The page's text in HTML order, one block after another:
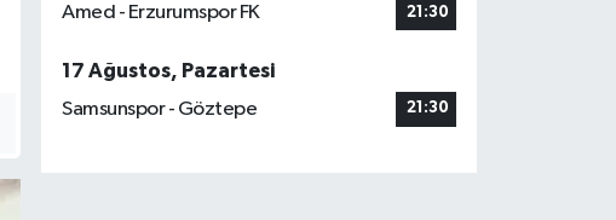
Amed - Erzurumspor FK 21:30
17 Ağustos, Pazartesi
Samsunspor - Göztepe
21:30